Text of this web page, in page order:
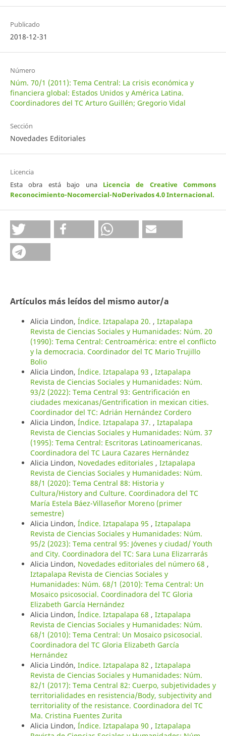
Publicado
2018-12-31
Número
Núm. 70/1 (2011): Tema Central: La crisis económica y
financiera global: Estados Unidos y América Latina.
Coordinadores del TC Arturo Guillén; Gregorio Vidal
Sección
Novedades Editoriales
Licencia
Esta obra está bajo una Licencia de Creative Commons
Reconocimiento-Nocomercial-NoDerivados 4.0 Internacional.
Artículos más leídos del mismo autor/a
Alicia Lindon, Índice. Iztapalapa 20. , Iztapalapa
Revista de Ciencias Sociales y Humanidades: Núm. 20
(1990): Tema Central: Centroamérica: entre el conflicto
y la democracia. Coordinador del TC Mario Trujillo
Bolio
Alicia Lindon, Índice. Iztapalapa 93 , Iztapalapa
Revista de Ciencias Sociales y Humanidades: Núm.
93/2 (2022): Tema Central 93: Gentrificación en
ciudades mexicanas/Gentrification in mexican cities.
Coordinador del TC: Adrián Hernández Cordero
Alicia Lindon, Índice. Iztapalapa 37. , Iztapalapa
Revista de Ciencias Sociales y Humanidades: Núm. 37
(1995): Tema Central: Escritoras Latinoamericanas.
Coordinadora del TC Laura Cazares Hernández
Alicia Lindon, Novedades editoriales , Iztapalapa
Revista de Ciencias Sociales y Humanidades: Núm.
88/1 (2020): Tema Central 88: Historia y
Cultura/History and Culture. Coordinadora del TC
María Estela Báez-Villaseñor Moreno (primer
semestre)
Alicia Lindon, Índice. Iztapalapa 95 , Iztapalapa
Revista de Ciencias Sociales y Humanidades: Núm.
95/2 (2023): Tema central 95: Jóvenes y ciudad/ Youth
and City. Coordinadora del TC: Sara Luna Elizarrarás
Alicia Lindon, Novedades editoriales del número 68 ,
Iztapalapa Revista de Ciencias Sociales y
Humanidades: Núm. 68/1 (2010): Tema Central: Un
Mosaico psicosocial. Coordinadora del TC Gloria
Elizabeth García Hernández
Alicia Lindon, Índice. Iztapalapa 68 , Iztapalapa
Revista de Ciencias Sociales y Humanidades: Núm.
68/1 (2010): Tema Central: Un Mosaico psicosocial.
Coordinadora del TC Gloria Elizabeth García
Hernández
Alicia Lindón, Indice. Iztapalapa 82 , Iztapalapa
Revista de Ciencias Sociales y Humanidades: Núm.
82/1 (2017): Tema Central 82: Cuerpo, subjetividades y
territorialidades en resistencia/Body, subjectivity and
territoriality of the resistance. Coordinadora del TC
Ma. Cristina Fuentes Zurita
Alicia Lindon, Índice. Iztapalapa 90 , Iztapalapa